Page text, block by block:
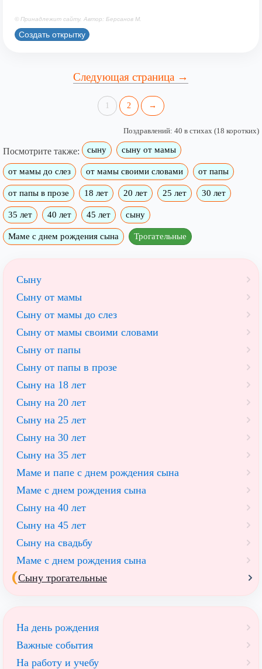
© Принадлежит сайту. Автор: Берсанов М.
Создать открытку
Следующая страница →
1 2 →
Поздравлений: 40 в стихах (18 коротких)
Посмотрите также: сыну сыну от мамы
от мамы до слез от мамы своими словами от папы
от папы в прозе 18 лет 20 лет 25 лет 30 лет
35 лет 40 лет 45 лет сыну
Маме с днем рождения сына Трогательные
Сыну
Сыну от мамы
Сыну от мамы до слез
Сыну от мамы своими словами
Сыну от папы
Сыну от папы в прозе
Сыну на 18 лет
Сыну на 20 лет
Cыну на 25 лет
Сыну на 30 лет
Сыну на 35 лет
Маме и папе с днем рождения сына
Маме с днем рождения сына
Сыну на 40 лет
Сыну на 45 лет
Сыну на свадьбу
Маме с днем рождения сына
Сыну трогательные
На день рождения
Важные события
На работу и учебу